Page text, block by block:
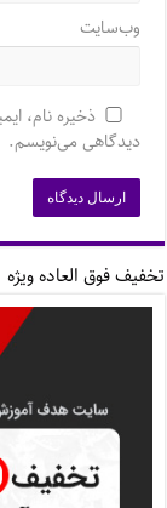
وب‌سایت
ذخیره نام،
دیدگاهی می‌نویسم.
تخفیف فوق العاده ویژه